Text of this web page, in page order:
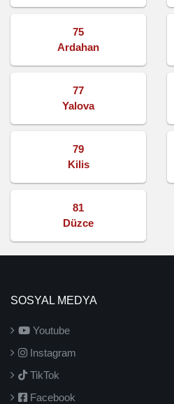
75
Ardahan
77
Yalova
79
Kilis
81
Düzce
SOSYAL MEDYA
Youtube
Instagram
TikTok
Facebook